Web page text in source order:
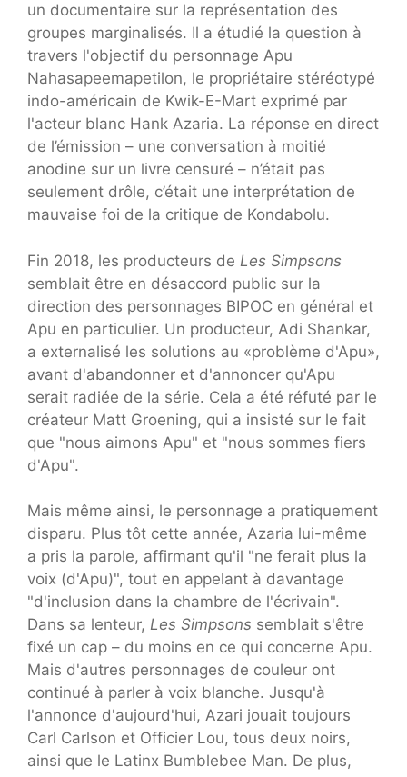
un documentaire sur la représentation des
groupes marginalisés. Il a étudié la question à
travers l'objectif du personnage Apu
Nahasapeemapetilon, le propriétaire stéréotypé
indo-américain de Kwik-E-Mart exprimé par
l'acteur blanc Hank Azaria. La réponse en direct
de l’émission – une conversation à moitié
anodine sur un livre censuré – n’était pas
seulement drôle, c’était une interprétation de
mauvaise foi de la critique de Kondabolu.
Fin 2018, les producteurs de Les Simpsons
semblait être en désaccord public sur la
direction des personnages BIPOC en général et
Apu en particulier. Un producteur, Adi Shankar,
a externalisé les solutions au «problème d'Apu»,
avant d'abandonner et d'annoncer qu'Apu
serait radiée de la série. Cela a été réfuté par le
créateur Matt Groening, qui a insisté sur le fait
que "nous aimons Apu" et "nous sommes fiers
d'Apu".
Mais même ainsi, le personnage a pratiquement
disparu. Plus tôt cette année, Azaria lui-même
a pris la parole, affirmant qu'il "ne ferait plus la
voix (d'Apu)", tout en appelant à davantage
"d'inclusion dans la chambre de l'écrivain".
Dans sa lenteur, Les Simpsons semblait s'être
fixé un cap – du moins en ce qui concerne Apu.
Mais d'autres personnages de couleur ont
continué à parler à voix blanche. Jusqu'à
l'annonce d'aujourd'hui, Azari jouait toujours
Carl Carlson et Officier Lou, tous deux noirs,
ainsi que le Latinx Bumblebee Man. De plus,